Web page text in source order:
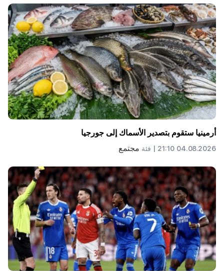
أرمينيا ستقوم بتصدير الأسماك إلى جورجيا
04.08.2026 21:10 | فئة مجتمع